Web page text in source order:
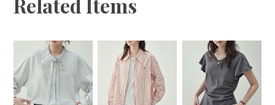
Related Items